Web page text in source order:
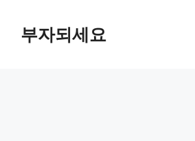
부자되세요